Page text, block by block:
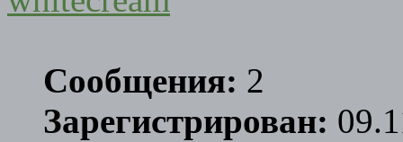
Сообщения: 2
Зарегистрирован: